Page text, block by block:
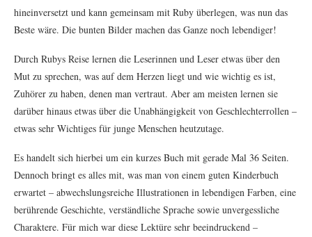
hineinversetzt und kann gemeinsam mit Ruby überlegen, was nun das
Beste wäre. Die bunten Bilder machen das Ganze noch lebendiger!
Durch Rubys Reise lernen die Leserinnen und Leser etwas über den
Mut zu sprechen, was auf dem Herzen liegt und wie wichtig es ist,
Zuhörer zu haben, denen man vertraut. Aber am meisten lernen sie
darüber hinaus etwas über die Unabhängigkeit von Geschlechterrollen –
etwas sehr Wichtiges für junge Menschen heutzutage.
Es handelt sich hierbei um ein kurzes Buch mit gerade Mal 36 Seiten.
Dennoch bringt es alles mit, was man von einem guten Kinderbuch
erwartet – abwechslungsreiche Illustrationen in lebendigen Farben, eine
berührende Geschichte, verständliche Sprache sowie unvergessliche
Charaktere. Für mich war diese Lektüre sehr beeindruckend –